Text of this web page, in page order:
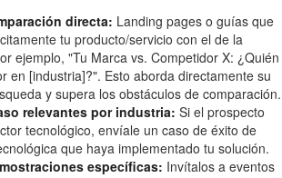
directa: Landing pages o guías que
tu producto/servicio con el de la
ejemplo, "Tu Marca vs. Competidor X: ¿Quién
en [industria]?". Esto aborda directamente su
y supera los obstáculos de comparación.
relevantes por industria: Si el prospecto
tecnológico, envíale un caso de éxito de
que haya implementado tu solución.
específicas: Invítalos a eventos